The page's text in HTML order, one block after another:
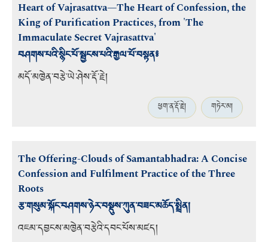
Heart of Vajrasattva—The Heart of Confession, the
King of Purification Practices, from 'The
Immaculate Secret Vajrasattva'
བཤགས་པའི་སྙིང་པོ་སྦྱངས་པའི་རྒྱལ་པོ་བསྟན༔
མདོ་མཁྱེན་བརྩེ་ཡེ་ཤེས་རྡོ་རྗེ།
ཕྱག་ན་རྡོ་རྗེ། གཏེར་མ།
The Offering-Clouds of Samantabhadra: A Concise
Confession and Fulfilment Practice of the Three
Roots
རྩ་གསུམ་སྐོང་བཤགས་ཉེར་བསྡུས་ཀུན་བཟང་མཆོད་སྤྲིན།
འཇམ་དབྱངས་མཁྱེན་བརྩེའི་དབང་པོས་མཛད།